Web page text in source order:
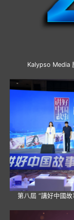
Kalypso Media
第八屆 “講好中國